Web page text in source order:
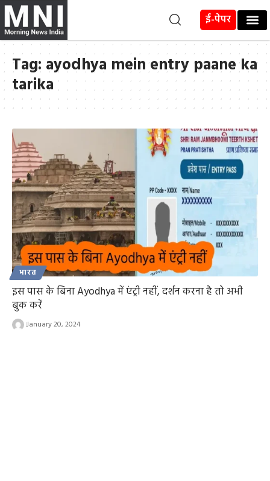
ई-पेपर
Tag: ayodhya mein entry paane ka
tarika
भारत
इस पास के बिना Ayodhya में एंट्री नहीं, दर्शन करना है तो अभी
बुक करें
January 20, 2024